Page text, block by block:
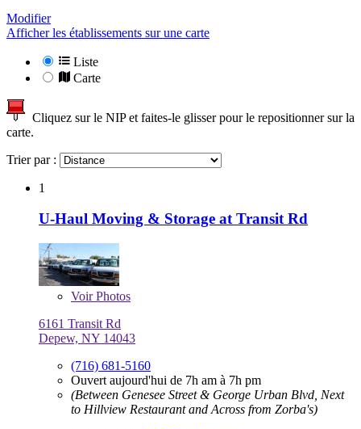
Modifier
Afficher les établissements sur une carte
Liste
Carte
Cliquez sur le NIP et faites-le glisser pour le repositionner sur la
carte.
Trier par :
1
U-Haul Moving & Storage at Transit Rd
VoirPhotos
6161 Transit Rd
Depew, NY 14043
(716) 681-5160
Ouvert aujourd'hui de 7h am à 7h pm
(Between Genesee Street & George Urban Blvd, Next
to Hillview Restaurant and Across from Zorba's)